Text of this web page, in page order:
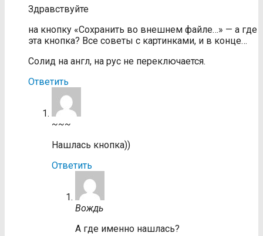
Здравствуйте
на кнопку «Сохранить во внешнем файле…» — а где
эта кнопка? Все советы с картинками, и в конце…
Солид на англ, на рус не переключается.
Ответить
~~~
Нашлась кнопка))
Ответить
Вождь
А где именно нашлась?